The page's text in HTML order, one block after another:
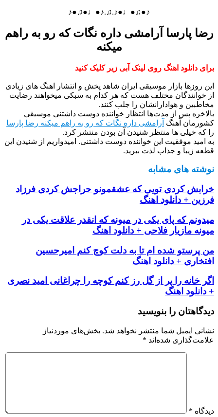
♪●♫●♩●♪.♫.♪●♩●♫●♪
رضا پارسا آرامشی داره نگات که رو به راهم
میکنه
برای دانلود اهنگ روی لینک آبی زیر کلیک کنید
این روزها بازار موسیقی ایران شاهد پخش و انتشار اهنگ های زیادی
از خوانندگان مختلف هست که هر کدام به سبکی میخواهند رضایت
مخاطبین و هوادارانشان را جلب کنند.
بالاخره پس از مدت‌ها انتظار خواننده دوست داشتنی موسیقی
کشورمان آهنگ آرامشی داره نگات که رو به راهم میکنه رضا پارسا
را که خیلی ها منتظر شنیدن آن بودن منتشر کرد.
به امید موفقیت این خواننده دوست داشتنی. امیدواریم از شنیدن این
قطعه زیبا و جذاب لذت ببرید.
نوشته های مشابه
خرابش کردی تویی که عشقمونو حراجش کردی فرزاد
فرزین + دانلود اهنگ
میدونم که پای یکی در میونه که انقدر علاقت یکی در
میونه مازیار فلاحی + دانلود اهنگ
من پرستو شده ام تا به دلت کوچ کنم امیرحسین
افتخاری + دانلود اهنگ
اگر خانه را پر از گل رز کنم کوچه را چراغانی امید نصری
+ دانلود اهنگ
دیدگاهتان را بنویسید
نشانی ایمیل شما منتشر نخواهد شد. بخش‌های موردنیاز
علامت‌گذاری شده‌اند *
دیدگاه *